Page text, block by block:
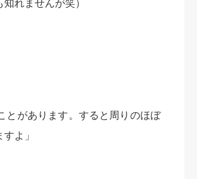
れませんが笑）
とがあります。すると周りのほぼ
よ」